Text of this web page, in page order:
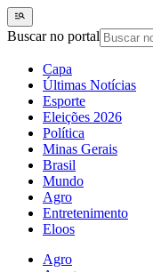
Buscar no portal
Capa
Últimas Notícias
Esporte
Eleições 2026
Política
Minas Gerais
Brasil
Mundo
Agro
Entretenimento
Eloos
Agro